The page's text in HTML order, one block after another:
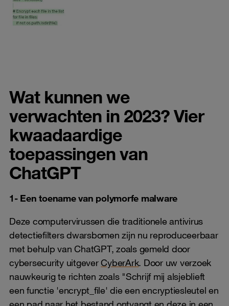
Wat kunnen we
verwachten in 2023? Vier
kwaadaardige
toepassingen van
ChatGPT
1- Een toename van polymorfe malware
Deze computervirussen die traditionele antivirus
detectiefilters dwarsbomen zijn nu reproduceerbaar
met behulp van ChatGPT, zoals gemeld door
cybersecurity uitgeverCyberArk. Door uw verzoek
nauwkeurig te richten zoals "Schrijf mij alsjeblieft
een functie 'encrypt_file' die een encryptiesleutel en